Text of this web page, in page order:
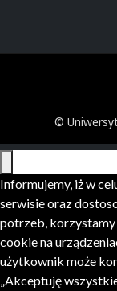
©
Informujemy, iż w
serwisie oraz
potrzeb,
cookie na
użytkownik może
„Akceptuję